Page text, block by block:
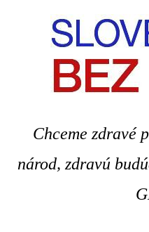
Chceme zdravé
národ, zdravú